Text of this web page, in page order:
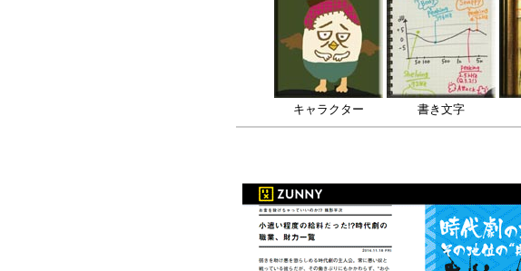
キャラクター 書き文字